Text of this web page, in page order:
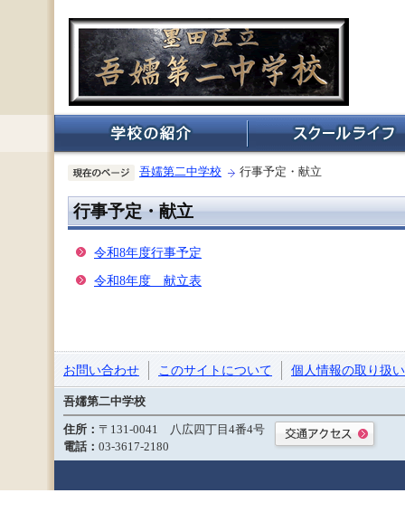
吾嬬第二中学校 行事予定・献立
行事予定・献立
令和8年度行事予定
令和8年度 献立表
お問い合わせ このサイトについて 個人情報の取り扱い
吾嬬第二中学校
住所： 〒131-0041 八広四丁目4番4号
電話： 03-3617-2180